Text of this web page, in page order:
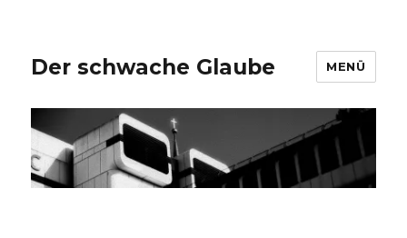
Der schwache Glaube MENÜ